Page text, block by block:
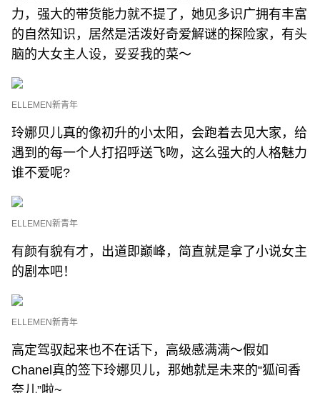
力，强大的带货能力就不提了，她见多识广拥有丰富
的自然知识，居然是活泼好奇爱解谜的探险家，有头
脑的大女主人设，妥妥我的菜～
ELLEMEN新青年
玲娜贝儿真的像初升的小太阳，会跑着去见大家，给
遇到的每一个人打招呼送飞吻，这么强大的人格魅力
谁不爱呢?
ELLEMEN新青年
有颜有貌有才，出道即巅峰，简直就是拿了小说女主
的剧本吧！
ELLEMEN新青年
高定驾驭起来也不在话下，高级感满满～假如
Chanel真的签下玲娜贝儿，那她就是未来的“狐间香
奈儿”啦~